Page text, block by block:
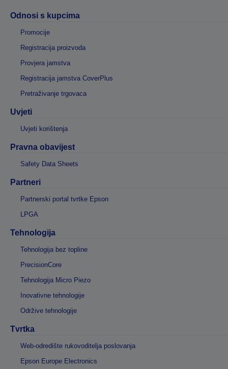
Odnosi s kupcima
Promocije
Registracija proizvoda
Provjera jamstva
Registracija jamstva CoverPlus
Pretraživanje trgovaca
Uvjeti
Uvjeti korištenja
Pravna obavijest
Safety Data Sheets
Partneri
Partnerski portal tvrtke Epson
LPGA
Tehnologija
Tehnologija bez topline
PrecisionCore
Tehnologija Micro Piezo
Inovativne tehnologije
Održive tehnologije
Tvrtka
Web-odredište rukovoditelja poslovanja
Epson Europe Electronics